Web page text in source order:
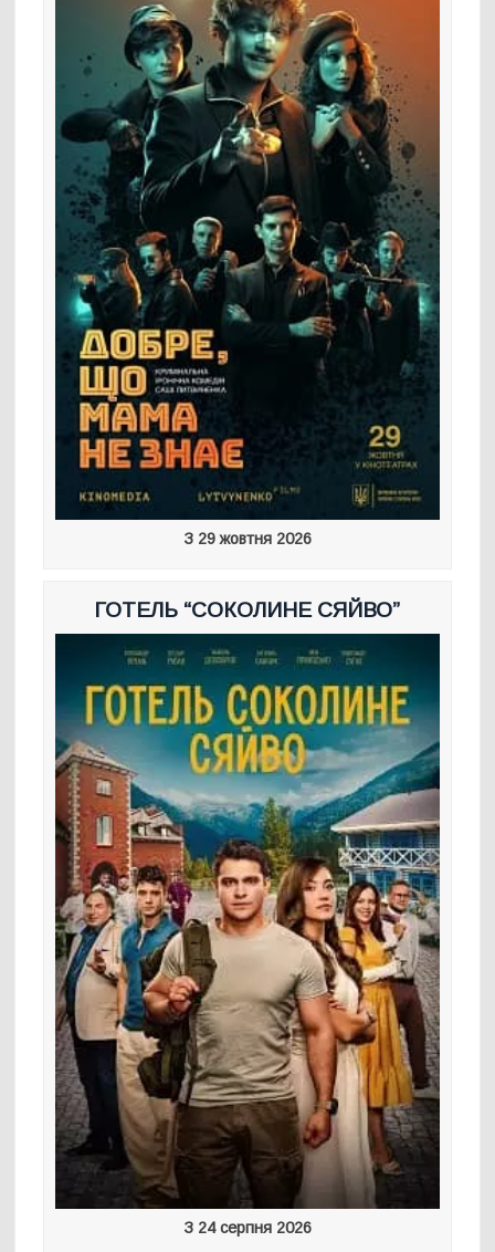
З 29 жовтня 2026
ГОТЕЛЬ “СОКОЛИНЕ СЯЙВО”
З 24 серпня 2026